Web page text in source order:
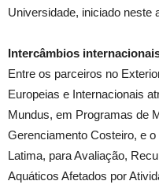
Universidade, iniciado neste
Intercâmbios
Entre os parceiros no
Europeias e Internacionais
Mundus, em Programas de
Gerenciamento Costeiro, e
Latima, para Avaliação,
Aquáticos Afetados por